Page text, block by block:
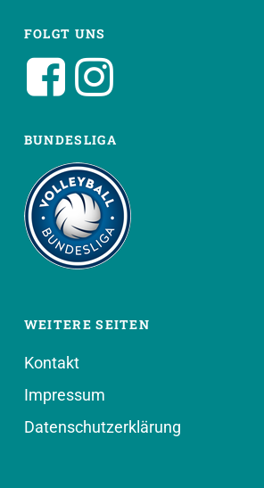
FOLGT UNS
BUNDESLIGA
WEITERE SEITEN
Kontakt
Impressum
Datenschutzerklärung